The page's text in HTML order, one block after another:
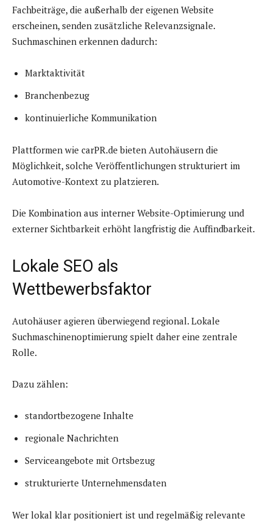
Fachbeiträge, die außerhalb der eigenen Website
erscheinen, senden zusätzliche Relevanzsignale.
Suchmaschinen erkennen dadurch:
Marktaktivität
Branchenbezug
kontinuierliche Kommunikation
Plattformen wie carPR.de bieten Autohäusern die
Möglichkeit, solche Veröffentlichungen strukturiert im
Automotive-Kontext zu platzieren.
Die Kombination aus interner Website-Optimierung und
externer Sichtbarkeit erhöht langfristig die Auffindbarkeit.
Lokale SEO als
Wettbewerbsfaktor
Autohäuser agieren überwiegend regional. Lokale
Suchmaschinenoptimierung spielt daher eine zentrale
Rolle.
Dazu zählen:
standortbezogene Inhalte
regionale Nachrichten
Serviceangebote mit Ortsbezug
strukturierte Unternehmensdaten
Wer lokal klar positioniert ist und regelmäßig relevante